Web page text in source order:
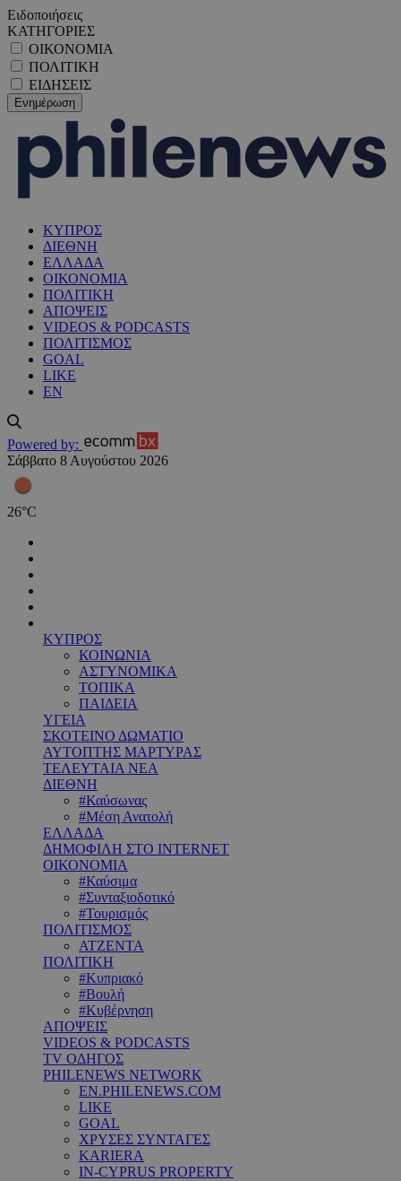
Ειδοποιήσεις
ΚΑΤΗΓΟΡΙΕΣ
ΟΙΚΟΝΟΜΙΑ
ΠΟΛΙΤΙΚΗ
ΕΙΔΗΣΕΙΣ
ΚΥΠΡΟΣ
ΔΙΕΘΝΗ
ΕΛΛΑΔΑ
ΟΙΚΟΝΟΜΙΑ
ΠΟΛΙΤΙΚΗ
ΑΠΟΨΕΙΣ
VIDEOS & PODCASTS
ΠΟΛΙΤΙΣΜΟΣ
GOAL
LIKE
EN
Powered by:
Σάββατο 8 Αυγούστου 2026
26°C
ΚΥΠΡΟΣ
ΚΟΙΝΩΝΙΑ
ΑΣΤΥΝΟΜΙΚΑ
ΤΟΠΙΚΑ
ΠΑΙΔΕΙΑ
ΥΓΕΙΑ
ΣΚΟΤΕΙΝΟ ΔΩΜΑΤΙΟ
ΑΥΤΟΠΤΗΣ ΜΑΡΤΥΡΑΣ
ΤΕΛΕΥΤΑΙΑ ΝΕΑ
ΔΙΕΘΝΗ
#Καύσωνας
#Μέση Ανατολή
ΕΛΛΑΔΑ
ΔΗΜΟΦΙΛΗ ΣΤΟ INTERNET
ΟΙΚΟΝΟΜΙΑ
#Καύσιμα
#Συνταξιοδοτικό
#Τουρισμός
ΠΟΛΙΤΙΣΜΟΣ
ΑΤΖΕΝΤΑ
ΠΟΛΙΤΙΚΗ
#Κυπριακό
#Βουλή
#Κυβέρνηση
ΑΠΟΨΕΙΣ
VIDEOS & PODCASTS
TV ΟΔΗΓΟΣ
PHILENEWS NETWORK
EN.PHILENEWS.COM
LIKE
GOAL
ΧΡΥΣΕΣ ΣΥΝΤΑΓΕΣ
KARIERA
IN-CYPRUS PROPERTY